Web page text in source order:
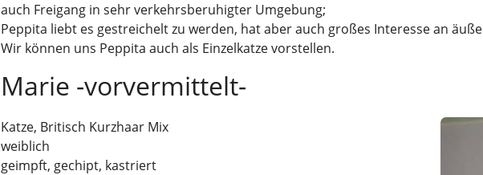
auch Freigang in sehr verkehrsberuhigter Umgebung;
Peppita liebt es gestreichelt zu werden, hat aber auch großes Interesse an
Wir können uns Peppita auch als Einzelkatze vorstellen.
Marie -vorvermittelt-
Katze, Britisch Kurzhaar Mix
weiblich
geimpft, gechipt, kastriert